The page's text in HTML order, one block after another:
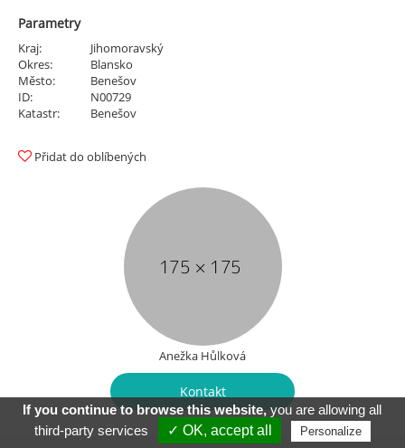
Parametry
Kraj:
Jihomoravský
Okres:
Blansko
Město:
Benešov
ID:
N00729
Katastr:
Benešov
Přidat do oblíbených
Anežka Hůlková
Kontakt
If you continue to browse this website,you are allowing all
third-party services
✓ OK, accept all Personalize